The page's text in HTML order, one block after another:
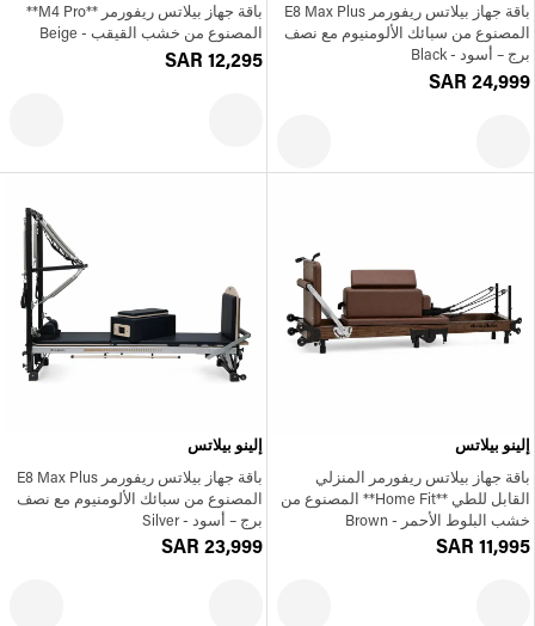
باقة جهاز بيلاتس ريفورمر E8 Max Plus
المصنوع من سبائك الألومنيوم مع نصف
برج – أسود - Black
SAR 24,999
باقة جهاز بيلاتس ريفورمر **M4 Pro**
المصنوع من خشب القيقب - Beige
SAR 12,295
إلينو بيلاتس
باقة جهاز بيلاتس ريفورمر المنزلي
القابل للطي **Home Fit** المصنوع من
خشب البلوط الأحمر - Brown
SAR 11,995
إلينو بيلاتس
باقة جهاز بيلاتس ريفورمر E8 Max Plus
المصنوع من سبائك الألومنيوم مع نصف
برج – أسود - Silver
SAR 23,999